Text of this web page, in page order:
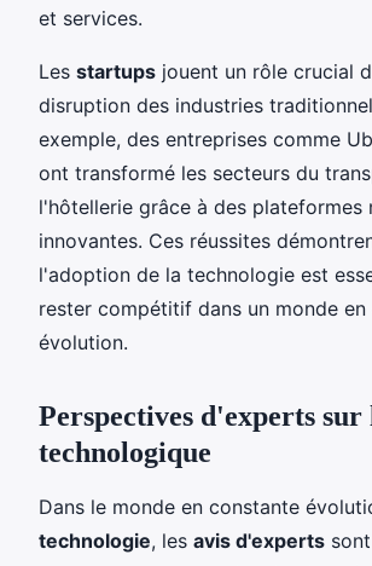
et services.
Les startups jouent un rôle crucial
disruption des industries
exemple, des entreprises comme
ont transformé les secteurs du
l'hôtellerie grâce à des plateformes
innovantes. Ces réussites
l'adoption de la technologie est
rester compétitif dans un monde
évolution.
Perspectives d'experts
technologique
Dans le monde en constante
technologie, les avis d'experts